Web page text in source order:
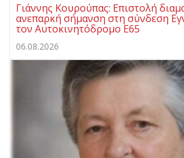
Γιάννης Κουρούπας: Επιστολή
ανεπαρκή σήμανση στη σύνδεση
τον Αυτοκινητόδρομο Ε65
06.08.2026